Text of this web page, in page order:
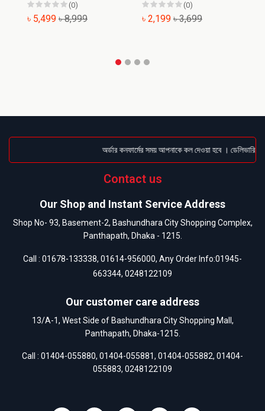
(0)
৳ 5,499 ৳ 8,999
(0)
৳ 2,199 ৳ 3,699
অর্ডার কনফার্মের সময় আপনাকে কল দেওয়া হবে । ডেলিভারি
Contact us
Our Shop and Instant Service Address
Shop No- 93, Basement-2, Bashundhara City Shopping Complex,
Panthapath, Dhaka - 1215.
Call : 01678-133338, 01614-956000, Any Order Info:01945-
663344, 0248122109
Our customer care address
13/A-1, West Side of Bashundhara City Shopping Mall,
Panthapath, Dhaka-1215.
Call : 01404-055880, 01404-055881, 01404-055882, 01404-
055883, 0248122109